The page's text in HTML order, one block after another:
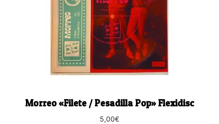
Morreo «Filete / Pesadilla Pop» Flexidisc
5,00€